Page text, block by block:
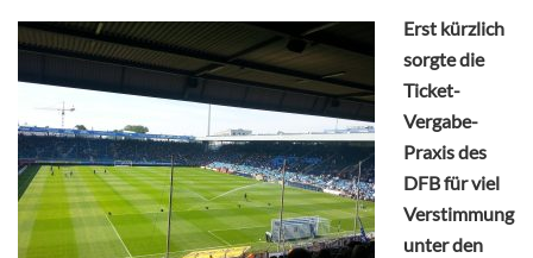
Erst kürzlich
sorgte die
Ticket-
Vergabe-
Praxis des
DFB für viel
Verstimmung
unter den